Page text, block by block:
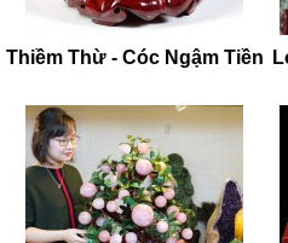
Thiềm Thừ - Cóc Ngậm Tiền